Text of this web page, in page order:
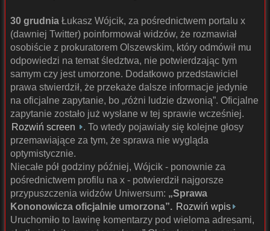
30 grudnia Łukasz Wójcik, za pośrednictwem portalu x
(dawniej Twitter) poinformował widzów, że rozmawiał
osobiście z prokuratorem Olszewskim, który odmówił mu
odpowiedzi na temat śledztwa, nie potwierdzając tym
samym czy jest umorzone. Dodatkowo przedstawiciel
prawa stwierdził, że przekaże dalsze informacje jedynie
na oficjalne zapytanie, bo „różni ludzie dzwonią”. Oficjalne
zapytanie zostało już wysłane w tej sprawie wcześniej.
Rozwiń screen
. To wtedy pojawiały się kolejne głosy
przemawiające za tym, że sprawa nie wygląda
optymistycznie.
Niecałe pół godziny później, Wójcik - ponownie za
pośrednictwem profilu na x - potwierdził najgorsze
przypuszczenia widzów Uniwersum: „Sprawa
Kononowicza oficjalnie umorzona”. Rozwiń wpis
Uruchomiło to lawinę komentarzy pod wieloma adresami,